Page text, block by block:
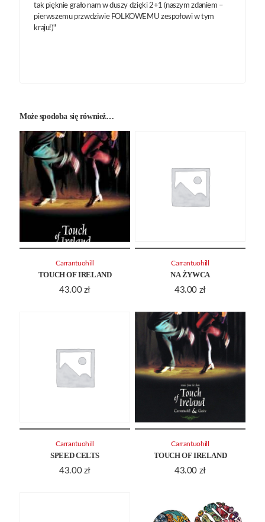
tak pięknie grało nam w duszy dzięki 2+1 (naszym zdaniem –
pierwszemu przwdziwie FOLKOWEMU zespołowi w tym
kraju!)"
Może spodoba się również…
TOUCH OF IRELAND
43.00 zł
Carrantuohill
NA ŻYWCA
43.00 zł
Carrantuohill
SPEED CELTS
43.00 zł
Carrantuohill
TOUCH OF IRELAND
43.00 zł
Carrantuohill